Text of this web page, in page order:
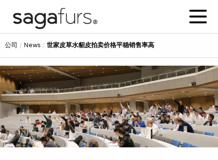
公司 news 世家皮草水貂皮拍卖价格平稳销售率高